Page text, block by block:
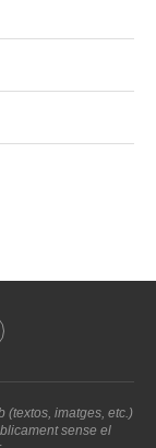
(textos, imatges, etc.)
sense el